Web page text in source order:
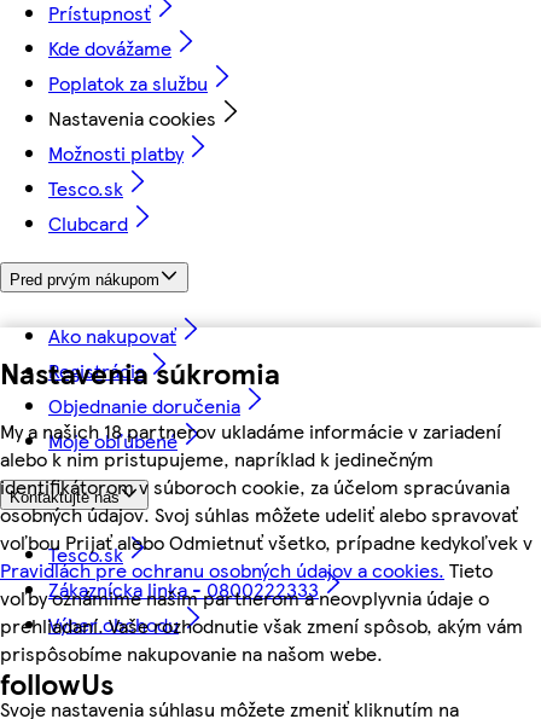
Nastavenia súkromia
My a našich 18 partnerov ukladáme informácie v zariadení
alebo k nim pristupujeme, napríklad k jedinečným
identifikátorom v súboroch cookie, za účelom spracúvania
osobných údajov. Svoj súhlas môžete udeliť alebo spravovať
voľbou Prijať alebo Odmietnuť všetko, prípadne kedykoľvek v
Pravidlách pre ochranu osobných údajov a cookies. Tieto
voľby oznámime našim partnerom a neovplyvnia údaje o
prehliadaní. Vaše rozhodnutie však zmení spôsob, akým vám
prispôsobíme nakupovanie na našom webe.
Svoje nastavenia súhlasu môžete zmeniť kliknutím na
Prístupnosť
Kde dovážame
Poplatok za službu
Nastavenia cookies
Možnosti platby
Tesco.sk
Clubcard
Pred prvým nákupom
Ako nakupovať
Registrácia
Objednanie doručenia
Moje obľúbené
Kontaktujte nás
Tesco.sk
Zákaznícka linka - 0800222333
Výber obchodu
followUs